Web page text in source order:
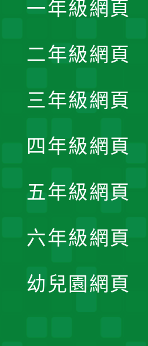
一年級網頁
二年級網頁
三年級網頁
四年級網頁
五年級網頁
六年級網頁
幼兒園網頁